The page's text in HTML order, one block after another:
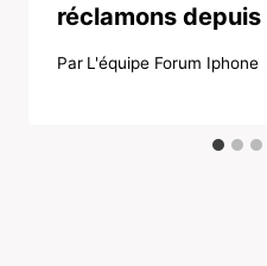
réclamons
Par L'équipe Forum Iphone